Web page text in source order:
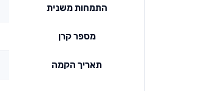
התמחות משנית
מספר קרן
תאריך הקמה